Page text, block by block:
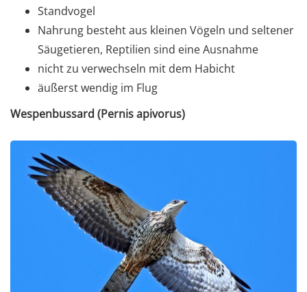
Standvogel
Nahrung besteht aus kleinen Vögeln und seltener
Säugetieren, Reptilien sind eine Ausnahme
nicht zu verwechseln mit dem Habicht
äußerst wendig im Flug
Wespenbussard (Pernis apivorus)